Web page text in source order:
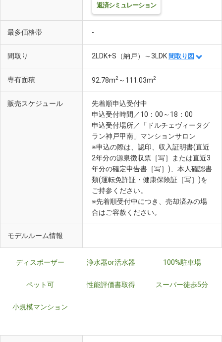
返済シミュレーション
最多価格帯 -
間取り 2LDK+S（納戸）～3LDK 間取り図
専有面積 92.78m2 ～111.03m2
販売スケジュール
先着順申込受付中
申込受付時間／10：00～18：00
申込受付場所／「ドルチェヴィータグ
ラン神戸甲南」マンションサロン
※申込の際は、認印、収入証明書(直近
2年分の源泉徴収票［写］または直近3
年分の確定申告書［写］)、本人確認書
類(運転免許証・健康保険証［写］)を
ご持参ください。
※先着順受付中につき、売却済みの場
合はご容赦ください。
モデルルーム情報
ディスポーザー 浄水器or活水器 100%駐車場
ペット可 性能評価書取得 スーパー徒歩5分
小規模マンション